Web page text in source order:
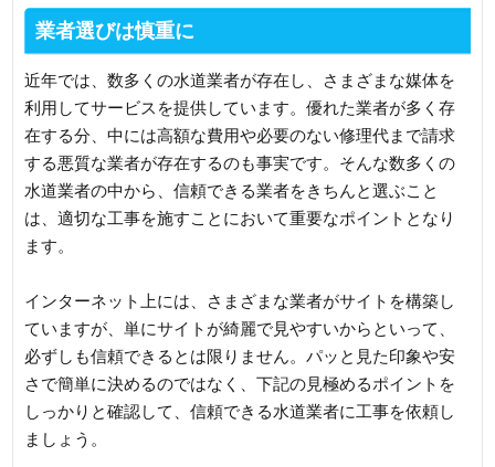
業者選びは慎重に
近年では、数多くの水道業者が存在し、さまざまな媒体を
利用してサービスを提供しています。優れた業者が多く存
在する分、中には高額な費用や必要のない修理代まで請求
する悪質な業者が存在するのも事実です。そんな数多くの
水道業者の中から、信頼できる業者をきちんと選ぶこと
は、適切な工事を施すことにおいて重要なポイントとなり
ます。
インターネット上には、さまざまな業者がサイトを構築し
ていますが、単にサイトが綺麗で見やすいからといって、
必ずしも信頼できるとは限りません。パッと見た印象や安
さで簡単に決めるのではなく、下記の見極めるポイントを
しっかりと確認して、信頼できる水道業者に工事を依頼し
ましょう。